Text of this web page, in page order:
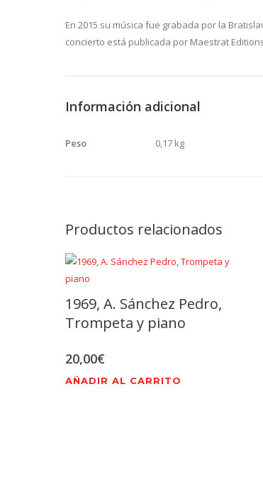
En 2015 su música fue grabada por la
concierto está publicada por Maestrat
Información adicional
Peso 0,17 kg
Productos relacionados
1969, A. Sánchez Pedro,
Trompeta y piano
20,00€
AÑADIR AL CARRITO